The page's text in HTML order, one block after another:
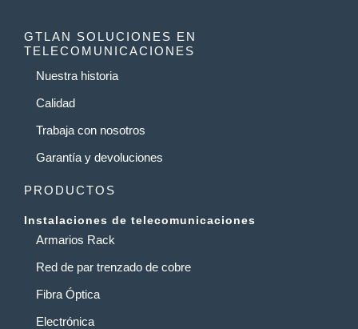
GTLAN SOLUCIONES EN
TELECOMUNICACIONES
Nuestra historia
Calidad
Trabaja con nosotros
Garantía y devoluciones
PRODUCTOS
Instalaciones de telecomunicaciones
Armarios Rack
Red de par trenzado de cobre
Fibra Óptica
Electrónica